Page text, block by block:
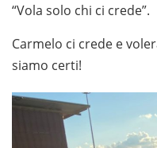
“Vola solo chi ci crede”.
Carmelo ci crede e
siamo certi!